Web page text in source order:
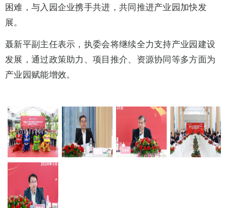
困难，与入园企业携手共进，共同推进产业园加快发
展。
聂新平副主任表示，执委会将继续全力支持产业园建设
发展，通过政策助力、项目推介、资源协同等多方面为
产业园赋能增效。